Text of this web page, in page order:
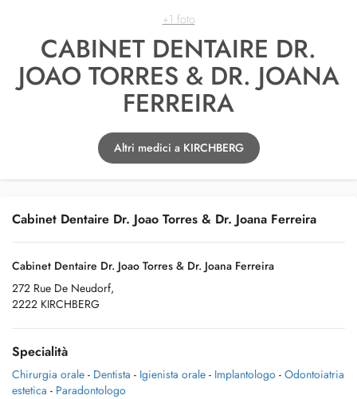
+1 foto
CABINET DENTAIRE DR.
JOAO TORRES & DR. JOANA
FERREIRA
Altri medici a KIRCHBERG
Cabinet Dentaire Dr. Joao Torres & Dr. Joana Ferreira
Cabinet Dentaire Dr. Joao Torres & Dr. Joana Ferreira
272 Rue De Neudorf,
2222 KIRCHBERG
Specialità
Chirurgia orale - Dentista - Igienista orale - Implantologo - Odontoiatria
estetica - Paradontologo